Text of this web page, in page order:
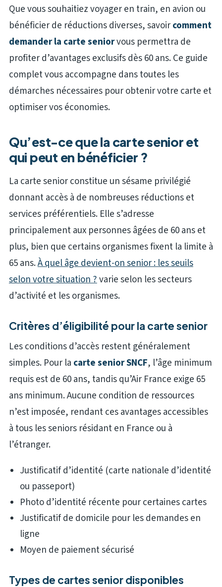
Que vous souhaitiez voyager en train, en avion ou
bénéficier de réductions diverses, savoircomment
demander la carte seniorvous permettra de
profiter d’avantages exclusifs dès 60 ans. Ce guide
complet vous accompagne dans toutes les
démarches nécessaires pour obtenir votre carte et
optimiser vos économies.
Qu’est-ce que la carte senior et
qui peut en bénéficier ?
La carte senior constitue un sésame privilégié
donnant accès à de nombreuses réductions et
services préférentiels. Elle s’adresse
principalement aux personnes âgées de 60 ans et
plus, bien que certains organismes fixent la limite à
65 ans.À quel âge devient-on senior : les seuils
selon votre situation ?varie selon les secteurs
d’activité et les organismes.
Critères d’éligibilité pour la carte senior
Les conditions d’accès restent généralement
simples. Pour la carte senior SNCF, l’âge minimum
requis est de 60 ans, tandis qu’Air France exige 65
ans minimum. Aucune condition de ressources
n’est imposée, rendant ces avantages accessibles
à tous les seniors résidant en France ou à
l’étranger.
Justificatif d’identité (carte nationale d’identité
ou passeport)
Photo d’identité récente pour certaines cartes
Justificatif de domicile pour les demandes en
ligne
Moyen de paiement sécurisé
Types de cartes senior disponibles